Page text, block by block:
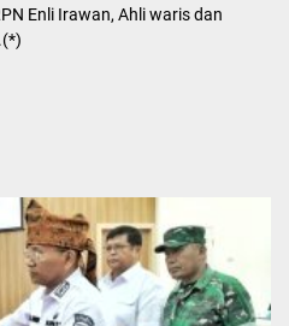
Enli Irawan, Ahli waris dan